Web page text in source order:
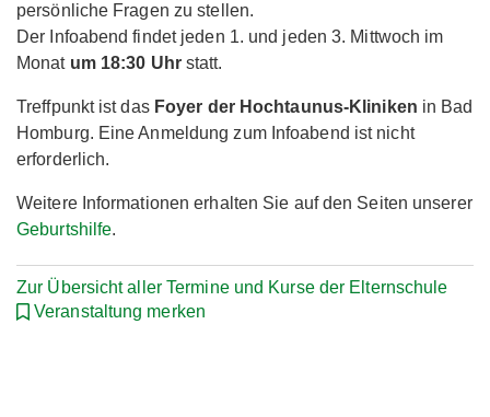
persönliche Fragen zu stellen.
Der Infoabend findet jeden 1. und jeden 3. Mittwoch im
Monat um 18:30 Uhr statt.
Treffpunkt ist das Foyer der Hochtaunus-Kliniken in Bad
Homburg. Eine Anmeldung zum Infoabend ist nicht
erforderlich.
Weitere Informationen erhalten Sie auf den Seiten unserer
Geburtshilfe.
Zur Übersicht aller Termine und Kurse der Elternschule
Veranstaltung merken